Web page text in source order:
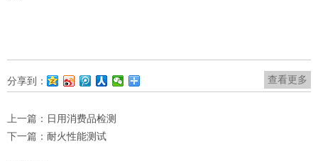
查看更多
分享到：
上一篇： 日用消费品检测
下一篇： 耐火性能测试